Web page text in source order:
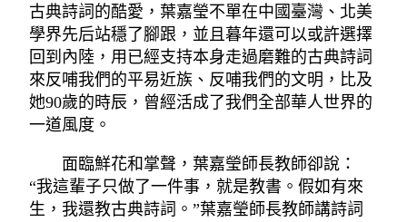
古典詩詞的酷愛，葉嘉瑩不單在中國臺灣、北美
學界先后站穩了腳跟，並且暮年還可以或許選擇
回到內陸，用已經支持本身走過磨難的古典詩詞
來反哺我們的平易近族、反哺我們的文明，比及
她90歲的時辰，曾經活成了我們全部華人世界的
一道風度。
面臨鮮花和掌聲，葉嘉瑩師長教師卻說：
“我這輩子只做了一件事，就是教書。假如有來
生，我還教古典詩詞。”葉嘉瑩師長教師講詩詞